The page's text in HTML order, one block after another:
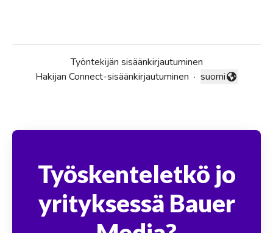
Työntekijän sisäänkirjautuminen
Hakijan Connect-sisäänkirjautuminen · Vaihda kieli
suomi
Työskenteletkö jo
yrityksessä Bauer